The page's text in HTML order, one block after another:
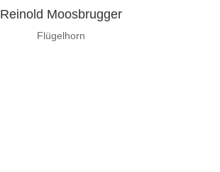
Reinold Moosbrugger
Flügelhorn